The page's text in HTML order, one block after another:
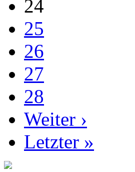
24
25
26
27
28
Weiter ›
Letzter »